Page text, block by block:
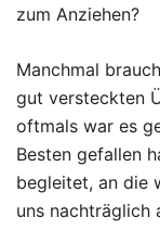
zum Anziehen?
Manchmal
gut versteckten
oftmals war es
Besten gefallen
begleitet, an die
uns nachträglich